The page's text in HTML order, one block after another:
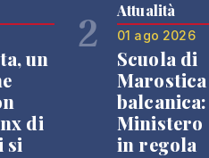
un
di
si
2 Attualità
01 ago 2026
Scuola di
Ministero
in regola